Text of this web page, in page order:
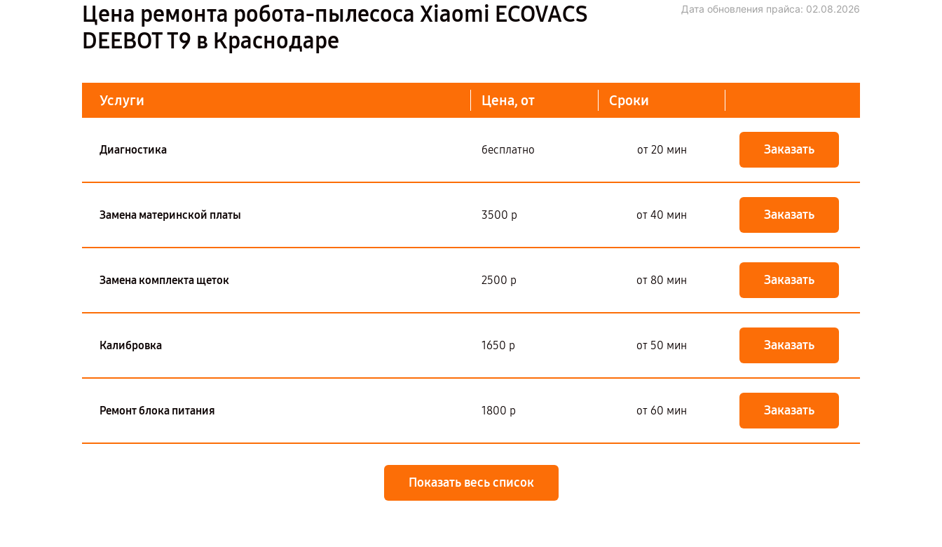
Цена ремонта робота-пылесоса Xiaomi ECOVACS
DEEBOT T9 в Краснодаре
Дата обновления прайса: 02.08.2026
Услуги Цена, от Сроки
Диагностика бесплатно от 20 мин Заказать
Замена материнской платы 3500 р от 40 мин Заказать
Замена комплекта щеток 2500 р от 80 мин Заказать
Калибровка 1650 р от 50 мин Заказать
Ремонт блока питания 1800 р от 60 мин Заказать
Показать весь список